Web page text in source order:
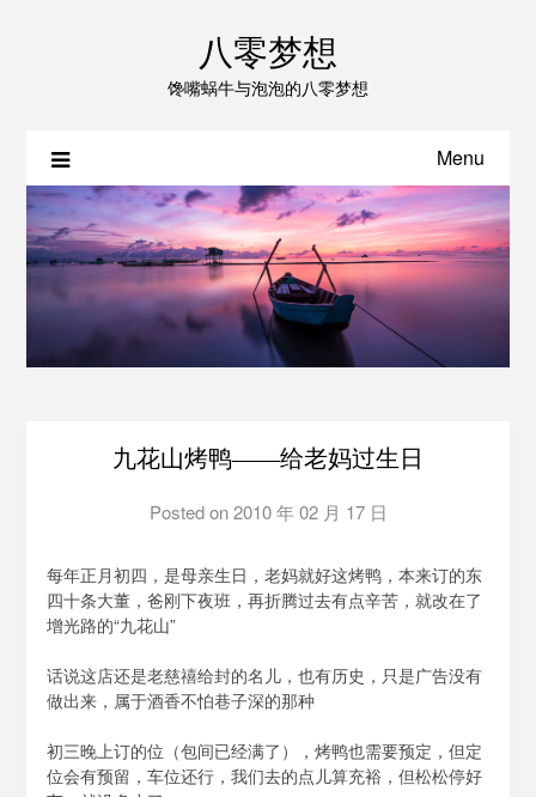
八零梦想
馋嘴蜗牛与泡泡的八零梦想
Menu
九花山烤鸭——给老妈过生日
Posted on2010 年 02 月 17 日
泡
BH1AIR
每年正月初四，是母亲生日，老妈就好这烤鸭，本来订的东
四十条大董，爸刚下夜班，再折腾过去有点辛苦，就改在了
增光路的“九花山”
话说这店还是老慈禧给封的名儿，也有历史，只是广告没有
做出来，属于酒香不怕巷子深的那种
初三晚上订的位（包间已经满了），烤鸭也需要预定，但定
位会有预留，车位还行，我们去的点儿算充裕，但松松停好